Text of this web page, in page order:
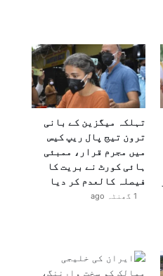
تہلکہ میگزین کے بانی
ترون تیج پال ریپ کیس
میں مجرم قرار، ممبئی
ہائی کورٹ نے بریت کا
فیصلہ کالعدم کر دیا
1 گھنٹہ ago